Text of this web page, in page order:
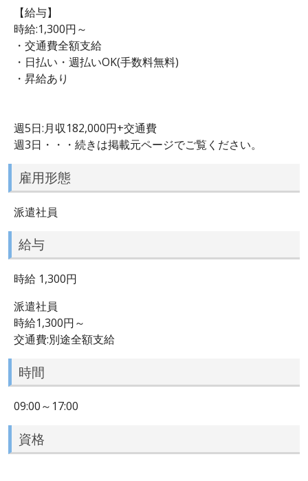
【給与】
時給:1,300円～
・交通費全額支給
・日払い・週払いOK(手数料無料)
・昇給あり
週5日:月収182,000円+交通費
週3日・・・続きは掲載元ページでご覧ください。
雇用形態
派遣社員
給与
時給 1,300円
派遣社員
時給1,300円～
交通費:別途全額支給
時間
09:00～17:00
資格